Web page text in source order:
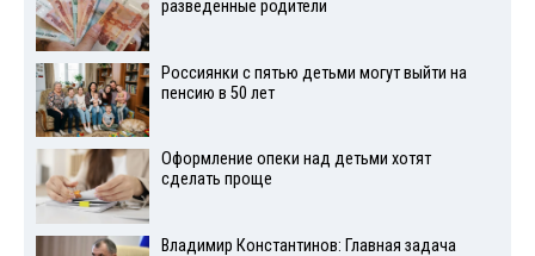
разведенные родители
Россиянки с пятью детьми могут выйти на
пенсию в 50 лет
Оформление опеки над детьми хотят
сделать проще
Владимир Константинов: Главная задача